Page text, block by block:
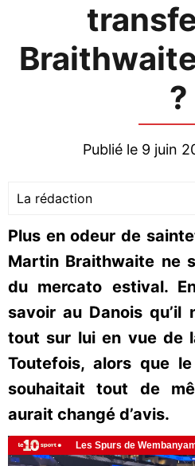
?
Publié le 9 juin
La rédaction
Plus en odeur de
Martin Braithwaite ne
du mercato estival.
savoir au Danois
tout sur lui en vue de
Toutefois, alors que
souhaitait tout de
aurait changé d’avis.